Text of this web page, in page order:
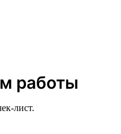
работы
лист.